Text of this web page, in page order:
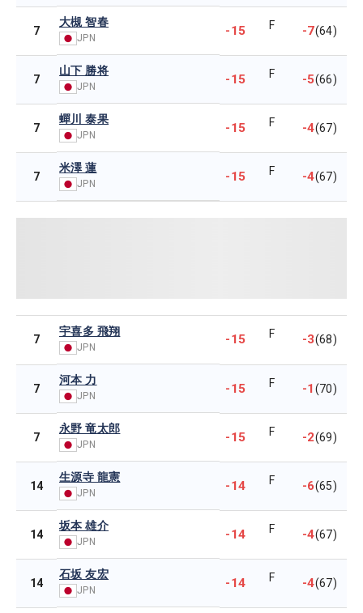
7
大槻 智春
JPN -15 F -7(64)
7
山下 勝将
JPN -15 F -5(66)
7
蟬川 泰果
JPN -15 F -4(67)
7
米澤 蓮
JPN -15 F -4(67)
7
宇喜多 飛翔
JPN
-15 F -3(68)
7
河本 力
JPN -15 F -1(70)
7
永野 竜太郎
JPN -15 F -2(69)
14
生源寺 龍憲
JPN -14 F -6(65)
14
坂本 雄介
JPN -14 F -4(67)
14
石坂 友宏
JPN -14 F -4(67)